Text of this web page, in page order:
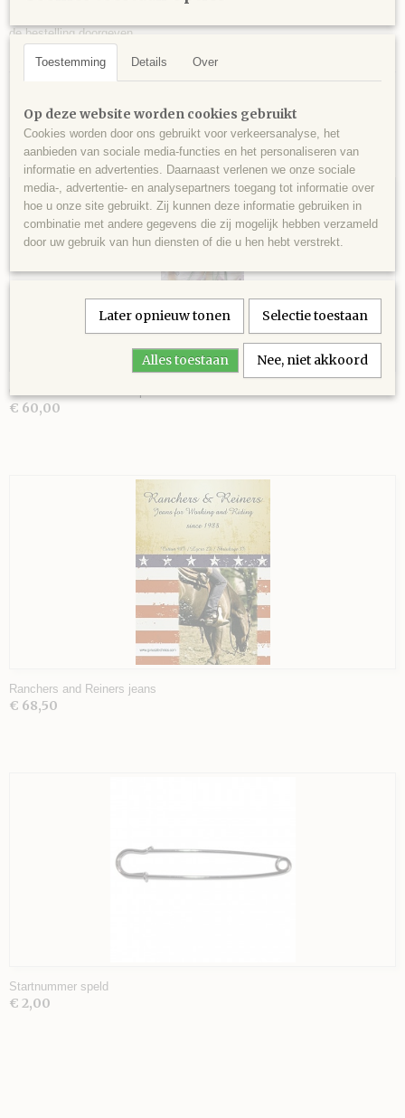
de bestelling doorgeven.
Ook interessant
€ 60,00
Ranchers and Reiners jeans
€ 68,50
Startnummer speld
€ 2,00
Toestemming Details Over
Op deze website worden cookies gebruikt
Cookies worden door ons gebruikt voor verkeersanalyse, het
aanbieden van sociale media-functies en het personaliseren van
informatie en advertenties. Daarnaast verlenen we onze sociale
media-, advertentie- en analysepartners toegang tot informatie over
hoe u onze site gebruikt. Zij kunnen deze informatie gebruiken in
combinatie met andere gegevens die zij mogelijk hebben verzameld
door uw gebruik van hun diensten of die u hen hebt verstrekt.
Later opnieuw tonen Selectie toestaan
Alles toestaan Nee, niet akkoord